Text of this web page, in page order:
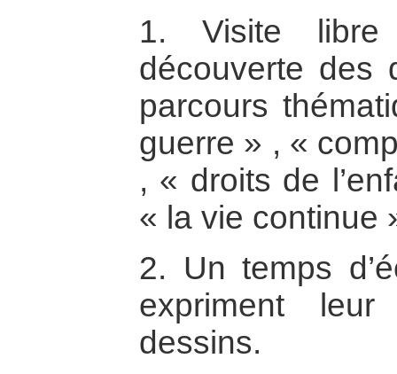
1. Visite libre
découverte des
parcours
guerre » , «
, « droits de
« la vie continue
2. Un temps
expriment
dessins.